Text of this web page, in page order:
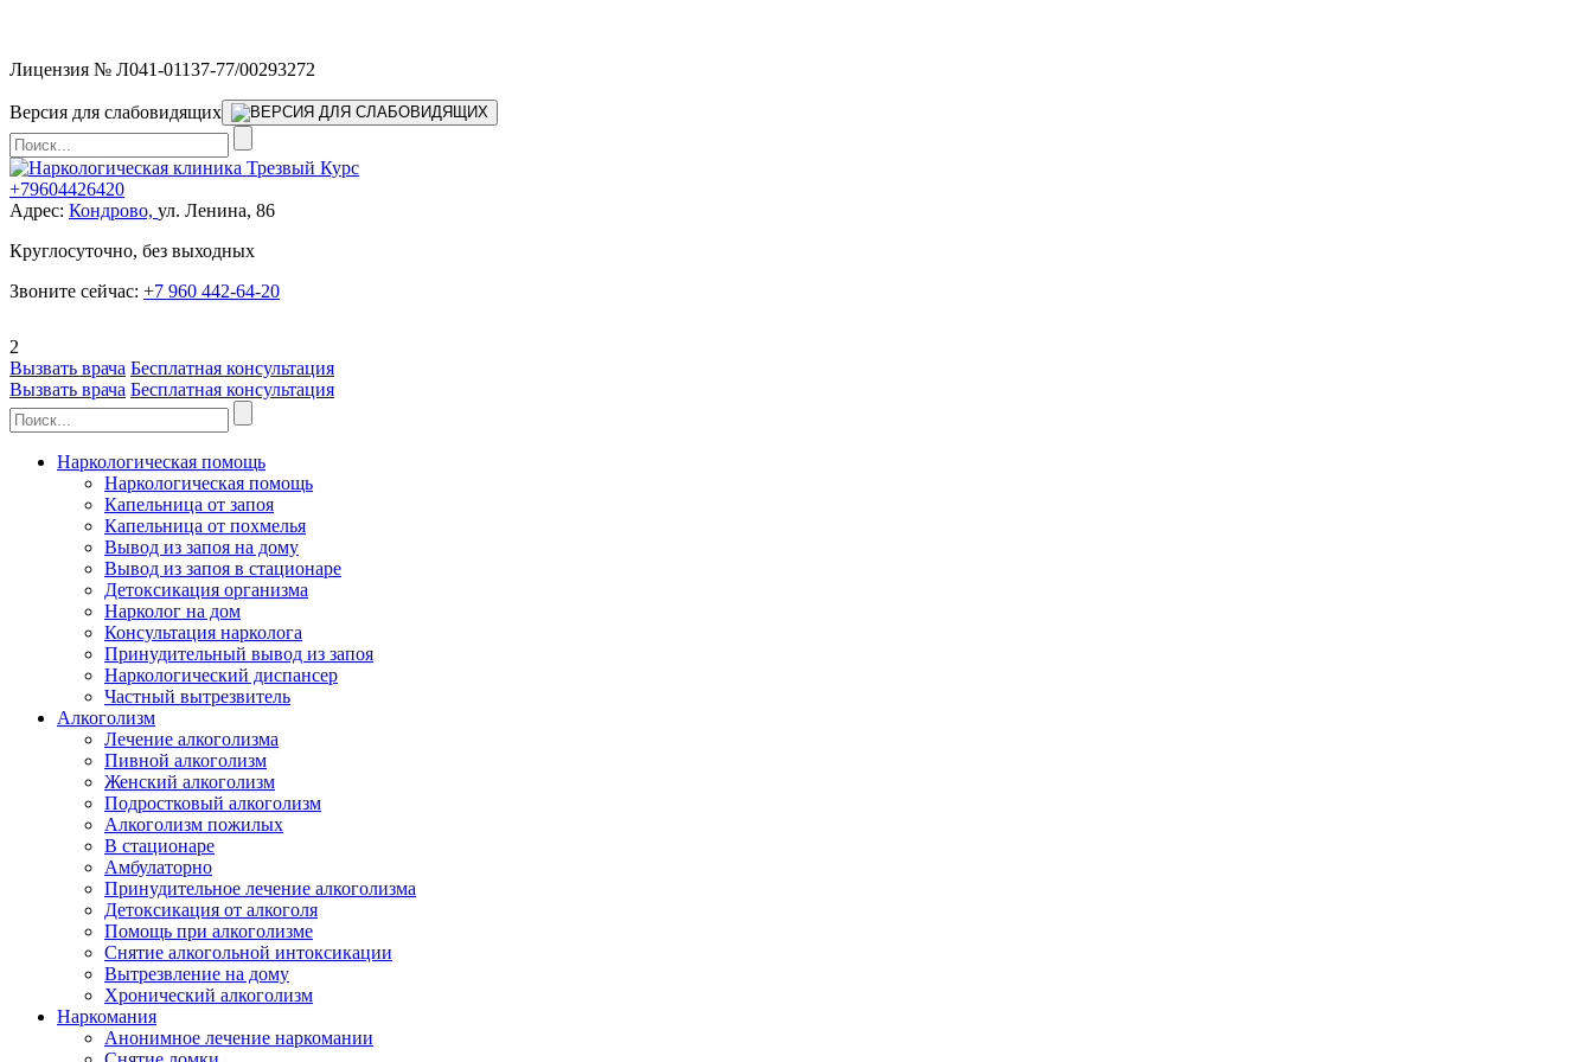
Лицензия № Л041-01137-77/00293272
Версия для слабовидящих
+79604426420
Адрес: Кондрово, ул. Ленина, 86
Круглосуточно, без выходных
Звоните сейчас: +7 960 442-64-20
2
Вызвать врача Бесплатная консультация
Вызвать врача Бесплатная консультация
Наркологическая помощь
Наркологическая помощь
Капельница от запоя
Капельница от похмелья
Вывод из запоя на дому
Вывод из запоя в стационаре
Детоксикация организма
Нарколог на дом
Консультация нарколога
Принудительный вывод из запоя
Наркологический диспансер
Частный вытрезвитель
Алкоголизм
Лечение алкоголизма
Пивной алкоголизм
Женский алкоголизм
Подростковый алкоголизм
Алкоголизм пожилых
В стационаре
Амбулаторно
Принудительное лечение алкоголизма
Детоксикация от алкоголя
Помощь при алкоголизме
Снятие алкогольной интоксикации
Вытрезвление на дому
Хронический алкоголизм
Наркомания
Анонимное лечение наркомании